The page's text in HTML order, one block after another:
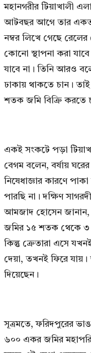
মহানগরীর টিয়াখালী
আটবছর আগে তার
নম্বর লিখে গেছে
কোনো স্থাপনা করা যাবে
যাবে না। তিনি আরও
ঢাকায় থাকতে চান।
শতক জমি বিক্রি করতে
একই সংকটে পড়া
বেগম বলেন, বর্ষায়
নিষেধাজ্ঞার কারণে
পারছি না। দক্ষিণ
আমজাদ হোসেন জানান,
জমির ১৫ শতক থেকে ৩
কিন্তু ক্রেতারা এসে
দেয়া, তখনই ফিরে যায়।
দিয়েছেন।
সূত্রমতে, ফরিদপুরের
৬০০ একর জমির